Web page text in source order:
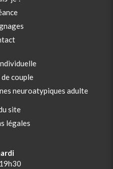
couple
neuroatypiques adulte
site
légales